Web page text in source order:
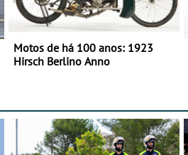
Motos de há 100 anos: 1923
Hirsch Berlino Anno